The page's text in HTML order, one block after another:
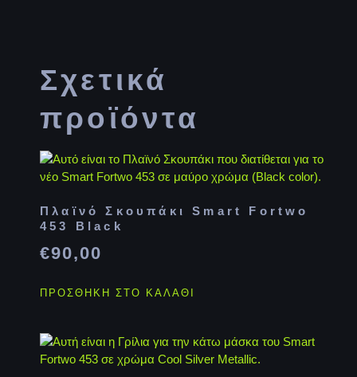
Σχετικά
προϊόντα
Πλαϊνό Σκουπάκι Smart Fortwo
453 Black
€90,00
ΠΡΟΣΘΉΚΗ ΣΤΟ ΚΑΛΆΘΙ